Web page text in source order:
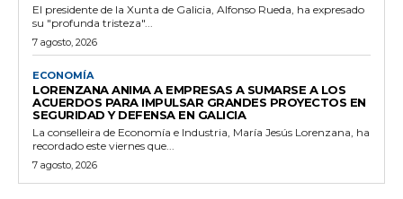
El presidente de la Xunta de Galicia, Alfonso Rueda, ha expresado
su "profunda tristeza"...
7 agosto, 2026
ECONOMÍA
LORENZANA ANIMA A EMPRESAS A SUMARSE A LOS
ACUERDOS PARA IMPULSAR GRANDES PROYECTOS EN
SEGURIDAD Y DEFENSA EN GALICIA
La conselleira de Economía e Industria, María Jesús Lorenzana, ha
recordado este viernes que...
7 agosto, 2026